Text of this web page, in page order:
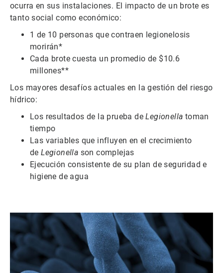
ocurra en sus instalaciones. El impacto de un brote es
tanto social como económico:
1 de 10 personas que contraen legionelosis
morirán*
Cada brote cuesta un promedio de $10.6
millones**
Los mayores desafíos actuales en la gestión del riesgo
hídrico:
Los resultados de la prueba deLegionella toman
tiempo
Las variables que influyen en el crecimiento
deLegionella son complejas
Ejecución consistente de su plan de seguridad e
higiene de agua